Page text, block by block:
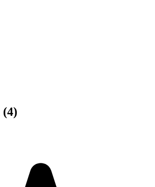
(4)